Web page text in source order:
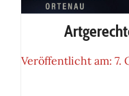
Veröffentlicht am: 7.